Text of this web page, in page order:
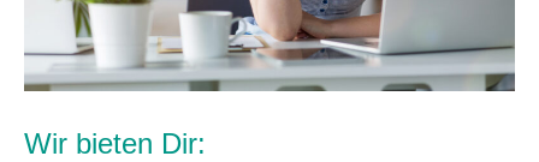
Wir bieten Dir: